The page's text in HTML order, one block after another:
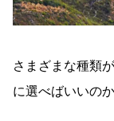
さまざまな種類
に選べばいいの